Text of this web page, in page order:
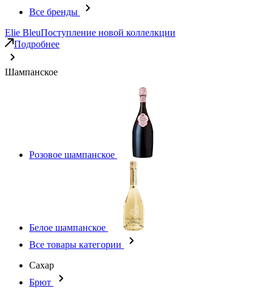
Все бренды
Elie BleuПоступление новой коллелкции
Подробнее
Шампанское
Розовое шампанское
Белое шампанское
Все товары категории
Сахар
Брют